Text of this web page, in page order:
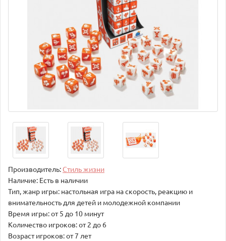
Производитель: Стиль жизни
Наличие: Есть в наличии
Тип, жанр игры: настольная игра на скорость, реакцию и
внимательность для детей и молодежной компании
Время игры: от 5 до 10 минут
Количество игроков: от 2 до 6
Возраст игроков: от 7 лет